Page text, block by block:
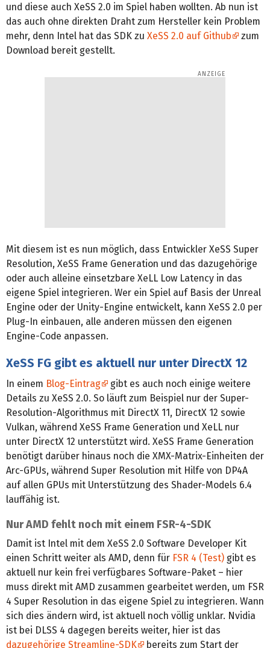
und diese auch XeSS 2.0 im Spiel haben wollten. Ab nun ist
das auch ohne direkten Draht zum Hersteller kein Problem
mehr, denn Intel hat das SDK zu XeSS 2.0 auf Github
zum
Download bereit gestellt.
Mit diesem ist es nun möglich, dass Entwickler XeSS Super
Resolution, XeSS Frame Generation und das dazugehörige
oder auch alleine einsetzbare XeLL Low Latency in das
eigene Spiel integrieren. Wer ein Spiel auf Basis der Unreal
Engine oder der Unity-Engine entwickelt, kann XeSS 2.0 per
Plug-In einbauen, alle anderen müssen den eigenen
Engine-Code anpassen.
XeSS FG gibt es aktuell nur unter DirectX 12
In einem Blog-Eintrag
gibt es auch noch einige weitere
Details zu XeSS 2.0. So läuft zum Beispiel nur der Super-
Resolution-Algorithmus mit DirectX 11, DirectX 12 sowie
Vulkan, während XeSS Frame Generation und XeLL nur
unter DirectX 12 unterstützt wird. XeSS Frame Generation
benötigt darüber hinaus noch die XMX-Matrix-Einheiten der
Arc-GPUs, während Super Resolution mit Hilfe von DP4A
auf allen GPUs mit Unterstützung des Shader-Models 6.4
lauffähig ist.
Nur AMD fehlt noch mit einem FSR-4-SDK
Damit ist Intel mit dem XeSS 2.0 Software Developer Kit
einen Schritt weiter als AMD, denn für FSR 4 (Test) gibt es
aktuell nur kein frei verfügbares Software-Paket – hier
muss direkt mit AMD zusammen gearbeitet werden, um FSR
4 Super Resolution in das eigene Spiel zu integrieren. Wann
sich dies ändern wird, ist aktuell noch völlig unklar. Nvidia
ist bei DLSS 4 dagegen bereits weiter, hier ist das
dazugehörige Streamline-SDK
bereits zum Start der